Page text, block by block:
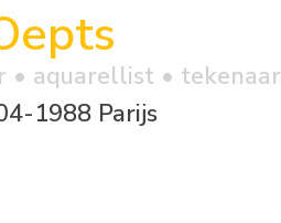
• aquarellist • tekenaar
1988 Parijs